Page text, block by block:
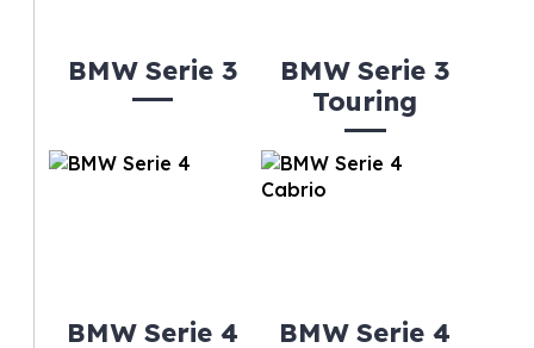
BMW Serie 3
BMW Serie 3
Touring
BMW Serie 4
BMW Serie 4